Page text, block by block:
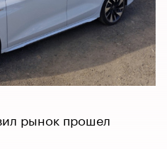
рынок прошел